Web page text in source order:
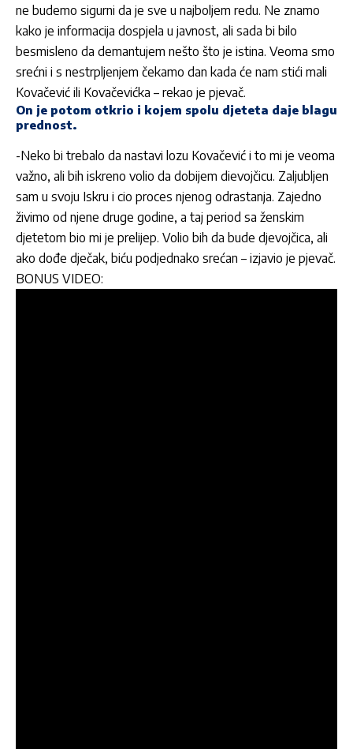
ne budemo sigurni da je sve u najboljem redu. Ne znamo
kako je informacija dospjela u javnost, ali sada bi bilo
besmisleno da demantujem nešto što je istina. Veoma smo
srećni i s nestrpljenjem čekamo dan kada će nam stići mali
Kovačević ili Kovačevićka – rekao je pjevač.
On je potom otkrio i kojem spolu djeteta daje blagu
prednost.
-Neko bi trebalo da nastavi lozu Kovačević i to mi je veoma
važno, ali bih iskreno volio da dobijem dievojčicu. Zaljubljen
sam u svoju Iskru i cio proces njenog odrastanja. Zajedno
živimo od njene druge godine, a taj period sa ženskim
djetetom bio mi je prelijep. Volio bih da bude djevojčica, ali
ako dođe dječak, biću podjednako srećan – izjavio je pjevač.
BONUS VIDEO: